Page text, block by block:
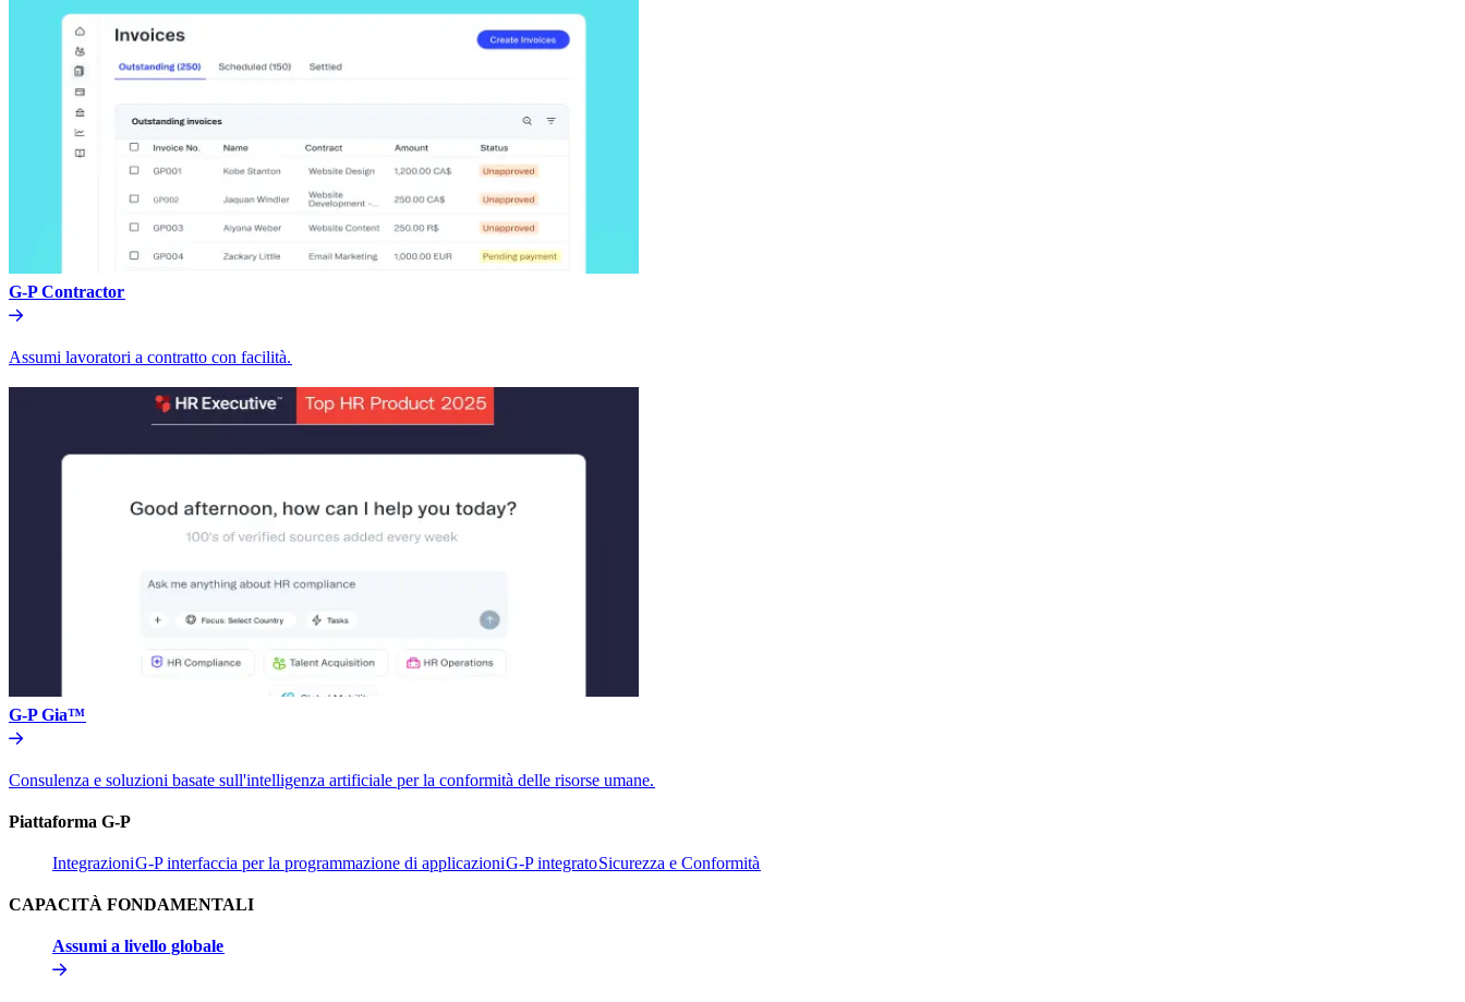
G-P Contractor​​
Assumi lavoratori a contratto con facilità.​​
G-P Gia™​​
Consulenza e soluzioni basate sull'intelligenza artificiale per la conformità delle risorse umane.​​
Piattaforma G-P​​
Integrazioni​​G-P interfaccia per la programmazione di applicazioni​​G-P integrato​​Sicurezza e Conformità​​
CAPACITÀ FONDAMENTALI​​
Assumi a livello globale​​